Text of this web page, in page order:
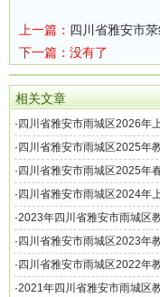
上一篇： 四川省雅安市
下一篇：没有了
相关文章
· 四川省雅安市雨城区2026年
· 四川省雅安市雨城区2025年
· 四川省雅安市雨城区2025年
· 四川省雅安市雨城区2024年
及体检有关事宜的公告
·2023年四川省雅安市雨城区
· 四川省雅安市雨城区2023年
· 四川省雅安市雨城区2022年
宜的公告
·2021年四川省雅安市雨城区